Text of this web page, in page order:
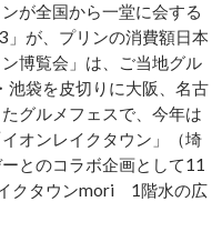
が全国から一堂に会する
が、プリンの消費額日本
博覧会」は、ご当地グル
池袋を皮切りに大阪、名古
グルメフェスで、今年は
オンレイクタウン」（埼
とのコラボ企画として11
クタウンmori 1階水の広